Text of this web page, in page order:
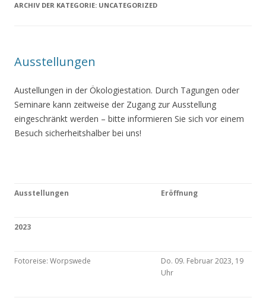
ARCHIV DER KATEGORIE: UNCATEGORIZED
Ausstellungen
Austellungen in der Ökologiestation. Durch Tagungen oder
Seminare kann zeitweise der Zugang zur Ausstellung
eingeschränkt werden – bitte informieren Sie sich vor einem
Besuch sicherheitshalber bei uns!
Ausstellungen Eröffnung
2023
Fotoreise: Worpswede
Do. 09. Februar 2023, 19
Uhr